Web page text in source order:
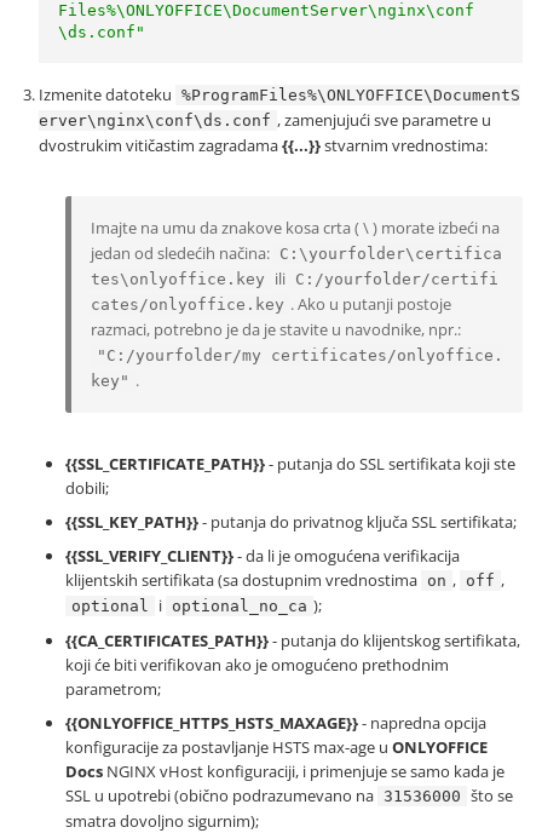
Files%\ONLYOFFICE\DocumentServer\nginx\conf
\ds.conf"
Izmenite datoteku %ProgramFiles%\ONLYOFFICE\DocumentS
erver\nginx\conf\ds.conf , zamenjujući sve parametre u
dvostrukim vitičastim zagradama{{...}}stvarnim vrednostima:
Imajte na umu da znakove kosa crta ( \ ) morate izbeći na
jedan od sledećih načina: C:\yourfolder\certifica
tes\onlyoffice.key
ili C:/yourfolder/certifi
cates/onlyoffice.key . Ako u putanji postoje
razmaci, potrebno je da je stavite u navodnike, npr.:
"C:/yourfolder/my certificates/onlyoffice.
key" .
{{SSL_CERTIFICATE_PATH}}- putanja do SSL sertifikata koji ste
dobili;
{{SSL_KEY_PATH}}- putanja do privatnog ključa SSL sertifikata;
{{SSL_VERIFY_CLIENT}}- da li je omogućena verifikacija
klijentskih sertifikata (sa dostupnim vrednostima on , off ,
optional i optional_no_ca );
{{CA_CERTIFICATES_PATH}}- putanja do klijentskog sertifikata,
koji će biti verifikovan ako je omogućeno prethodnim
parametrom;
{{ONLYOFFICE_HTTPS_HSTS_MAXAGE}}- napredna opcija
konfiguracije za postavljanje HSTS max-age u ONLYOFFICE
Docs NGINX vHost konfiguraciji, i primenjuje se samo kada je
SSL u upotrebi (obično podrazumevano na 31536000 što se
smatra dovoljno sigurnim);